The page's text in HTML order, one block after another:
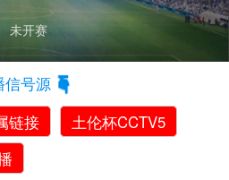
未开赛
信号源
链接
土伦杯CCTV5